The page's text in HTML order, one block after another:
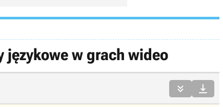
językowe w grach wideo
 